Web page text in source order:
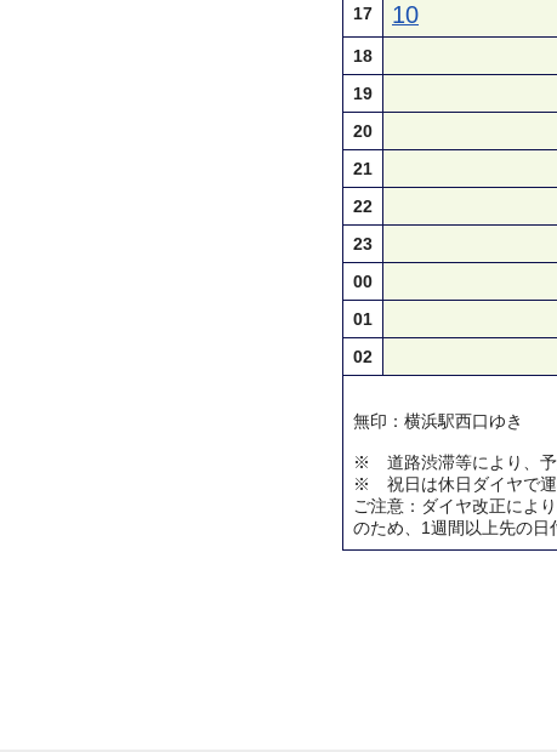
17 10
18
19
20
21
22
23
00
01
02
無印：横浜駅西口ゆき
※ 道路渋滞等により、予
※ 祝日は休日ダイヤで運
ご注意：ダイヤ改正によ
のため、1週間以上先の日